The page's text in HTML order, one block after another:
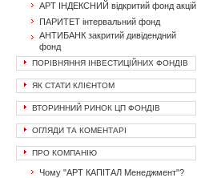
АРТ ІНДЕКСНИЙ відкритий фонд акцій
ПАРИТЕТ інтервальний фонд
АНТИБАНК закритий дивідендний
фонд
ПОРІВНЯННЯ ІНВЕСТИЦІЙНИХ ФОНДІВ
ЯК СТАТИ КЛІЄНТОМ
ВТОРИННИЙ РИНОК ЦП ФОНДІВ
ОГЛЯДИ ТА КОМЕНТАРІ
ПРО КОМПАНІЮ
Чому "АРТ КАПІТАЛ Менеджмент"?